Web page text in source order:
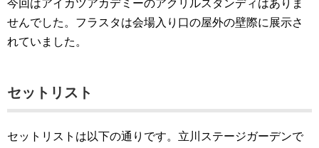
今回はアイカツアカデミーのアクリルスタンディはありま
せんでした。フラスタは会場入り口の屋外の壁際に展示さ
れていました。
セットリスト
セットリストは以下の通りです。立川ステージガーデンで